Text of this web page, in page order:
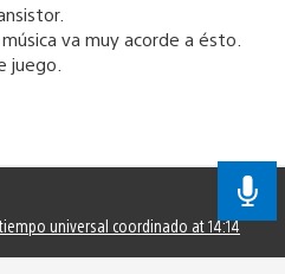
va muy acorde a ésto.
juego.
universal coordinado at 14:14